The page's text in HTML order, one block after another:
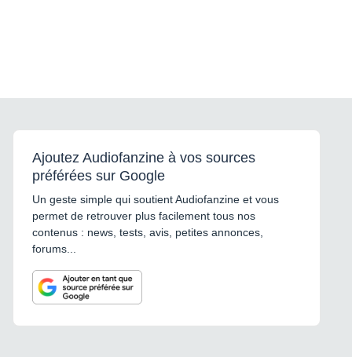
Ajoutez Audiofanzine à vos sources
préférées sur Google
Un geste simple qui soutient Audiofanzine et vous
permet de retrouver plus facilement tous nos
contenus : news, tests, avis, petites annonces,
forums...